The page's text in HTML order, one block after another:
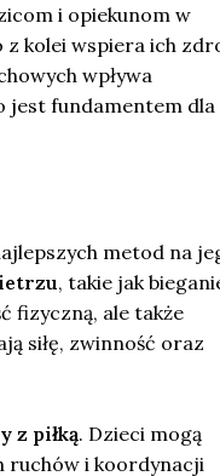
i opiekunom w
kolei wspiera ich
wpływa
jest fundamentem dla
metod na
, takie jak
fizyczną, ale także
siłę, zwinność oraz
z piłką. Dzieci mogą
ruchów i koordynacji